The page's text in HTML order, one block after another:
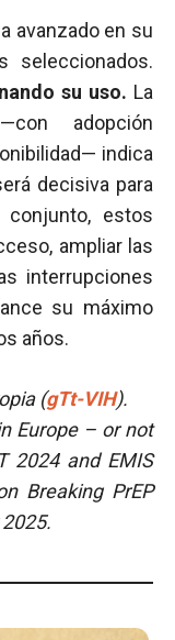
avanzado en su
seleccionados.
su uso. La
adopción
indica
decisiva para
conjunto, estos
ampliar las
interrupciones
su máximo
años.
(gTt-VIH).
Europe – or not
2024 and EMIS
Breaking PrEP